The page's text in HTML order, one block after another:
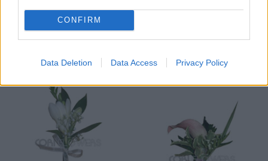
CONFIRM
Data Deletion Data Access Privacy Policy
pus in piept invitatilor, considerand ca marturiile
sunt suficiente in acest caz. Se intampla chiar ca
unii dintre invitati sa refuze politicos punerea
acestor cocarde in piept, pe motiv fie ca ii va